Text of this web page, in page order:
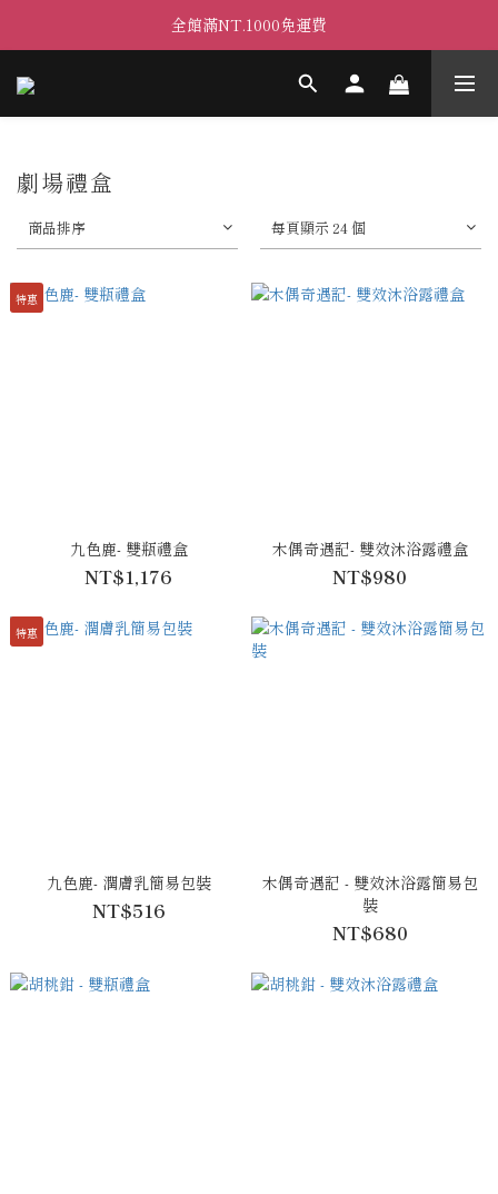
全館滿NT.1000免運費
劇場禮盒
商品排序 每頁顯示 24 個
特惠
九色鹿- 雙瓶禮盒
NT$1,176
木偶奇遇記- 雙效沐浴露禮盒
NT$980
特惠
九色鹿- 潤膚乳簡易包裝
NT$516
木偶奇遇記 - 雙效沐浴露簡易包
裝
NT$680